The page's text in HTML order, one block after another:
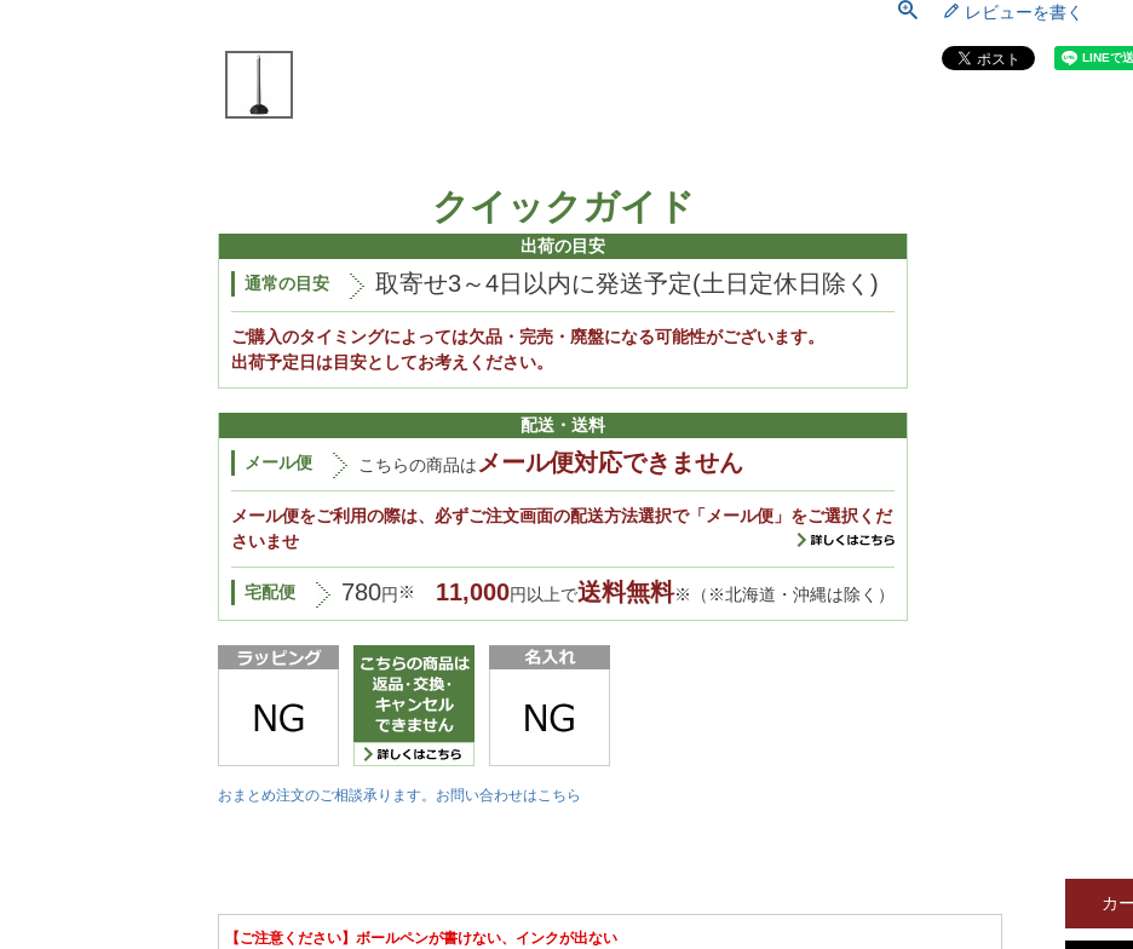
クイックガイド
出荷の目安
通常の目安
取寄せ3～4日以内に発送予定(土日定休日除く)
ご購入のタイミングによっては欠品・完売・廃盤になる可能性がございます。
出荷予定日は目安としてお考えください。
配送・送料
メール便
こちらの商品は メール便対応できません
メール便をご利用の際は、必ずご注文画面の配送方法選択で「メール便」をご選択くだ
さいませ
宅配便 780円 ※ 11,000円以上で送料無料※（※北海道・沖縄は除く）
おまとめ注文のご相談承ります。お問い合わせはこちら
【ご注意ください】ボールペンが書けない、インクが出ない
カ
レビューを書く